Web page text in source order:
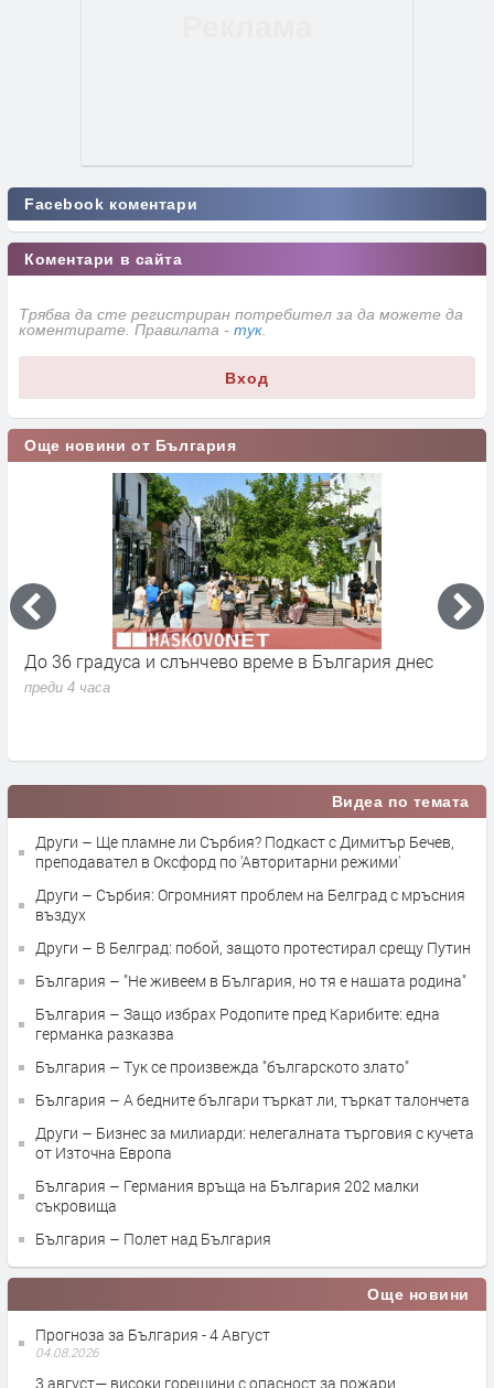
Facebook коментари
Коментари в сайта
Трябва да сте регистриран потребител за да можете да
коментирате. Правилата - тук
Вход
Още новини от България
и слънчево време в България днес
От 9
Видеа по темата
Други – Ще пламне ли Сърбия? Подкаст с Димитър Бечев,
преподавател в Оксфорд по 'Авторитарни режими'
Други – Сърбия: Огромният проблем на Белград с мръсния
въздух
Други – В Белград: побой, защото протестирал срещу Путин
България – "Не живеем в България, но тя е нашата родина"
България – Защо избрах Родопите пред Карибите: една
германка разказва
България – Тук се произвежда "българското злато"
България – А бедните българи търкат ли, търкат талончета
Други – Бизнес за милиарди: нелегалната търговия с кучета
от Източна Европа
България – Германия връща на България 202 малки
съкровища
България – Полет над България
Още новини
Прогноза за България - 4 Август
04.08.2026
3 август— високи горещини с опасност за пожари